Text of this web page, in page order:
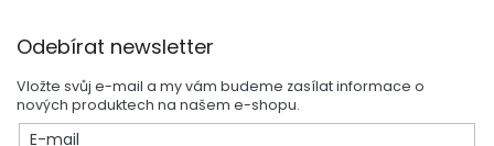
í
p
r
í
Odebírat newsletter
Vložte svůj e-mail a my vám budeme zasílat informace o
nových produktech na našem e-shopu.
E-mail